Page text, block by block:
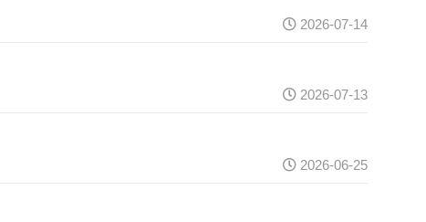
2026-07-14
2026-07-13
2026-06-25